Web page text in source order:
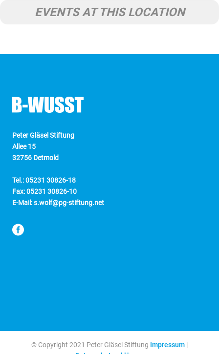
EVENTS AT THIS LOCATION
Peter Gläsel Stiftung
Allee 15
32756 Detmold
Tel.: 05231 30826-18
Fax: 05231 30826-10
E-Mail: s.wolf@pg-stiftung.net
© Copyright 2021 Peter Gläsel Stiftung Impressum |